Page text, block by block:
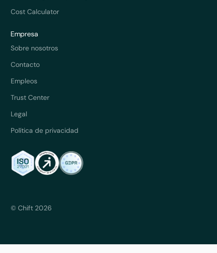
Cost Calculator
Empresa
Sobre nosotros
Contacto
Empleos
Trust Center
Legal
Política de privacidad
© Chift 2026